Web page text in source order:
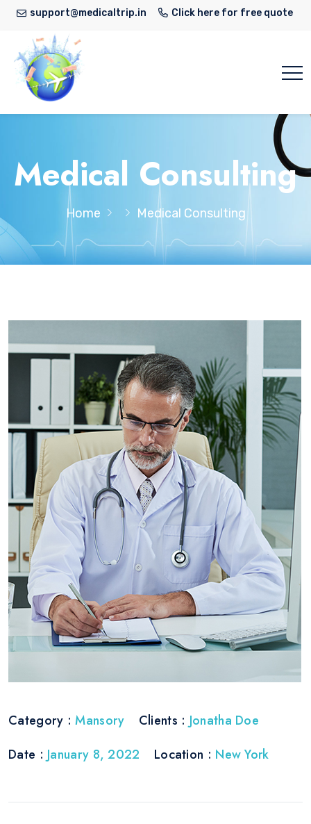
support@medicaltrip.in Click here for free quote
Medical Consulting
Home Medical Consulting
Category : Mansory Clients : Jonatha Doe
Date : January 8, 2022 Location : New York